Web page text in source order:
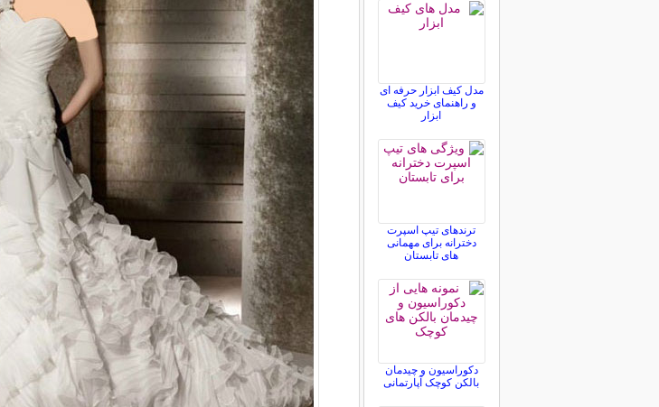
مدل کیف ابزار حرفه ای
و راهنمای خرید کیف
ابزار
ترندهای تیپ اسپرت
دخترانه برای مهمانی
های تابستان
دکوراسیون و چیدمان
بالکن کوچک آپارتمانی